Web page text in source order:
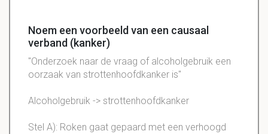
Noem een voorbeeld van een causaal
verband (kanker)
"Onderzoek naar de vraag of alcoholgebruik een
oorzaak van strottenhoofdkanker is"
Alcoholgebruik -> strottenhoofdkanker
Stel A): Roken gaat gepaard met een verhoogd